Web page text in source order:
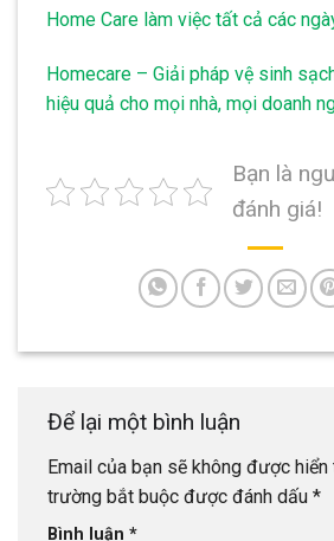
Home Care làm việc tất cả các
Homecare – Giải pháp vệ sinh
hiệu quả cho mọi nhà, mọi doanh
Bạn là
đánh giá!
Để lại một bình luận
Email của bạn sẽ không được hiển
trường bắt buộc được đánh dấu *
Bình luận *